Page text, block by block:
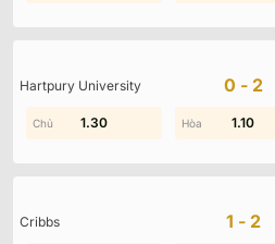
Hartpury University 0-2
0.40 0.40
1.30 1.10
Cribbs 1-2